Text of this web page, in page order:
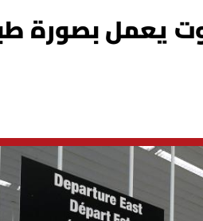
يعمل بصورة